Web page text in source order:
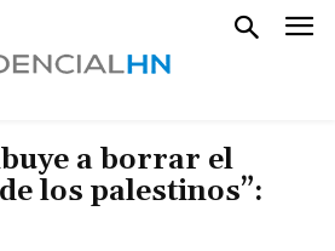
a borrar el
los palestinos”: